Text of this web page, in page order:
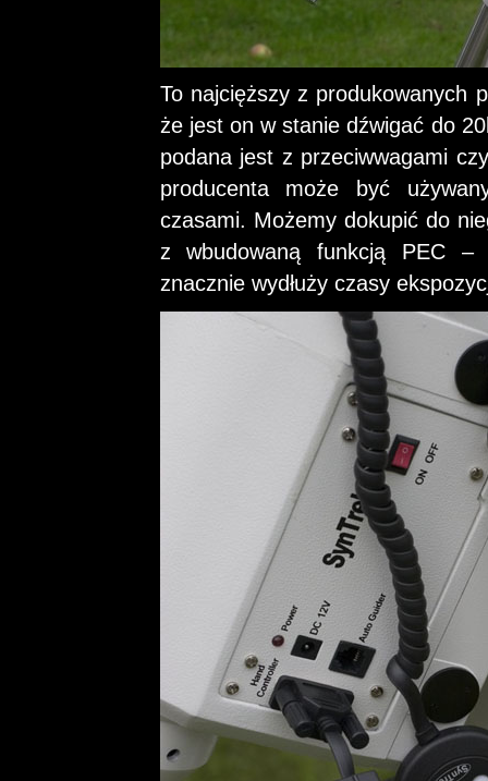
To najcięższy z produkowanych
że jest on w stanie dźwigać do
podana jest z przeciwwagami
producenta może być
czasami. Możemy dokupić do
z wbudowaną funkcją PEC –
znacznie wydłuży czasy